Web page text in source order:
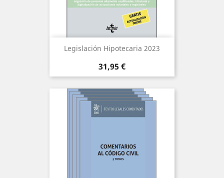
Legislación Hipotecaria 2023
Precio
31,95 €